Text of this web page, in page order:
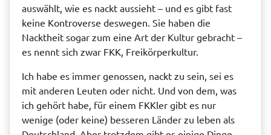
auswählt, wie es nackt aussieht – und es gibt fast
keine Kontroverse deswegen. Sie haben die
Nacktheit sogar zum eine Art der Kultur gebracht –
es nennt sich zwar FKK, Freikörperkultur.
Ich habe es immer genossen, nackt zu sein, sei es
mit anderen Leuten oder nicht. Und von dem, was
ich gehört habe, für einem FKKler gibt es nur
wenige (oder keine) besseren Länder zu leben als